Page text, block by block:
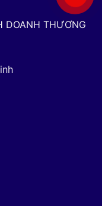
DOANH THƯƠNG